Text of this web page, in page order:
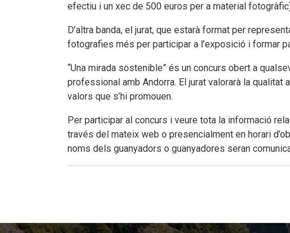
efectiu i un xec de 500 euros per a material
D’altra banda, el jurat, que estarà format per
fotografies més per participar a l’exposició i formar
“Una mirada sostenible” és un concurs obert a
professional amb Andorra. El jurat valorarà la
valors que s’hi promouen.
Per participar al concurs i veure tota la informació
través del mateix web o presencialment en horari
noms dels guanyadors o guanyadores seran